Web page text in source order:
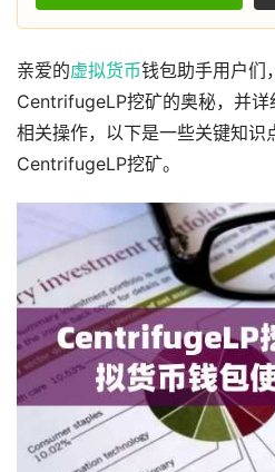
亲爱的虚拟货币钱包助手用户们
CentrifugeLP挖矿的奥秘，并
相关操作，以下是一些关键知识
CentrifugeLP挖矿。